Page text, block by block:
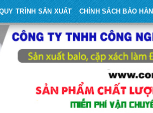
TRÌNH SẢN XUẤT CHÍNH SÁCH BẢO